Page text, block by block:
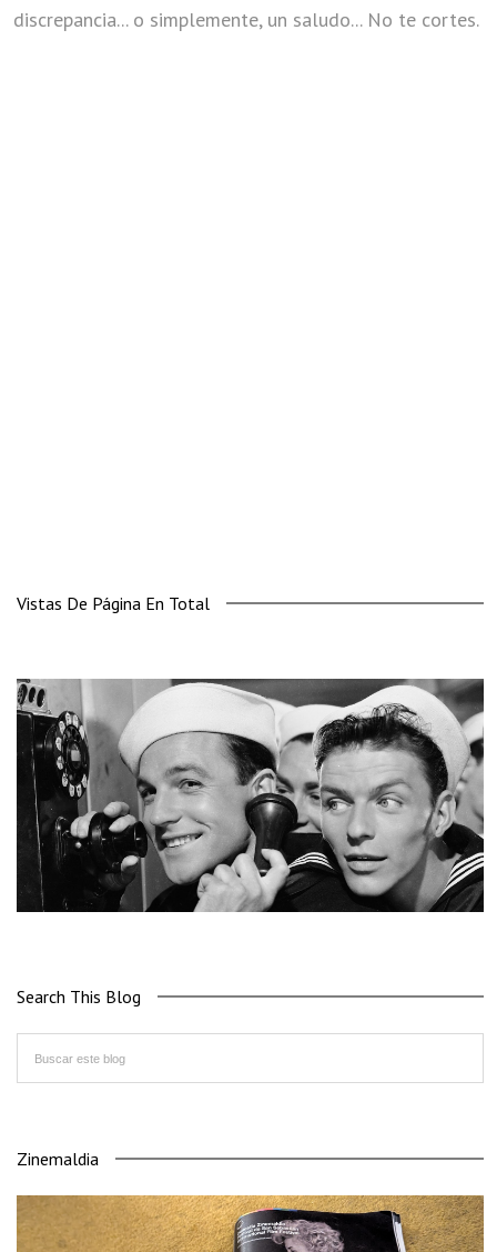
discrepancia... o simplemente, un saludo... No te cortes.
Vistas De Página En Total
Search This Blog
Zinemaldia